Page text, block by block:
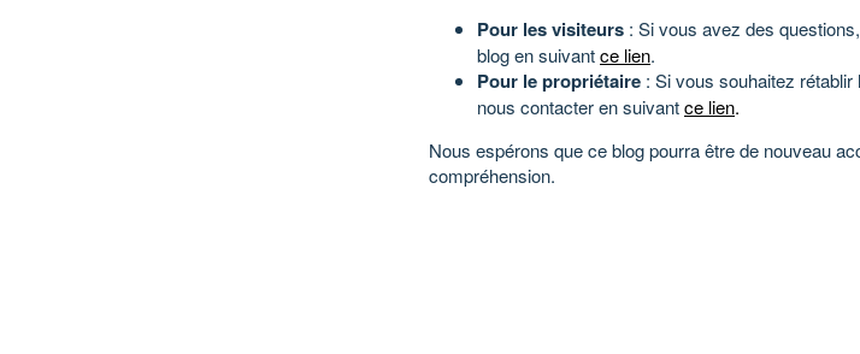
Pour les visiteurs : Si vous avez des
blog en suivantce lien.
Pour le propriétaire : Si vous souhaitez
nous contacter en suivantce lien.
Nous espérons que ce blog pourra être de nouveau
compréhension.